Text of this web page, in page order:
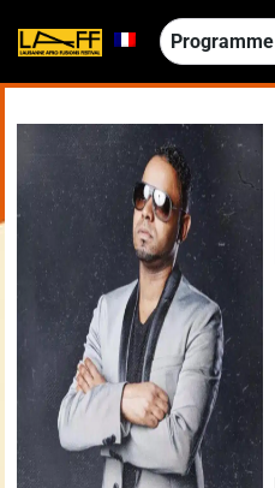
Programme